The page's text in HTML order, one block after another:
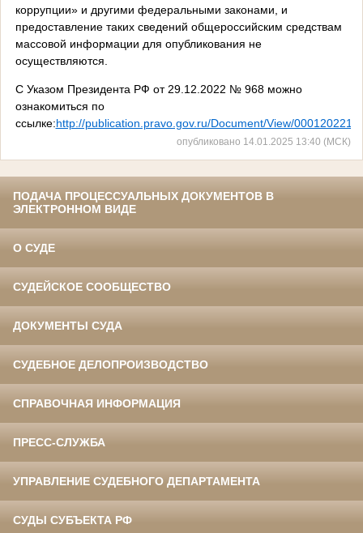
коррупции» и другими федеральными законами, и
предоставление таких сведений общероссийским средствам
массовой информации для опубликования не
осуществляются.
С Указом Президента РФ от 29.12.2022 № 968 можно
ознакомиться по
ссылке:http://publication.pravo.gov.ru/Document/View/
опубликовано 14.01.2025 13:40 (МСК)
ПОДАЧА ПРОЦЕССУАЛЬНЫХ ДОКУМЕНТОВ В
ЭЛЕКТРОННОМ ВИДЕ
О СУДЕ
СУДЕЙСКОЕ СООБЩЕСТВО
ДОКУМЕНТЫ СУДА
СУДЕБНОЕ ДЕЛОПРОИЗВОДСТВО
СПРАВОЧНАЯ ИНФОРМАЦИЯ
ПРЕСС-СЛУЖБА
УПРАВЛЕНИЕ СУДЕБНОГО ДЕПАРТАМЕНТА
СУДЫ СУБЪЕКТА РФ